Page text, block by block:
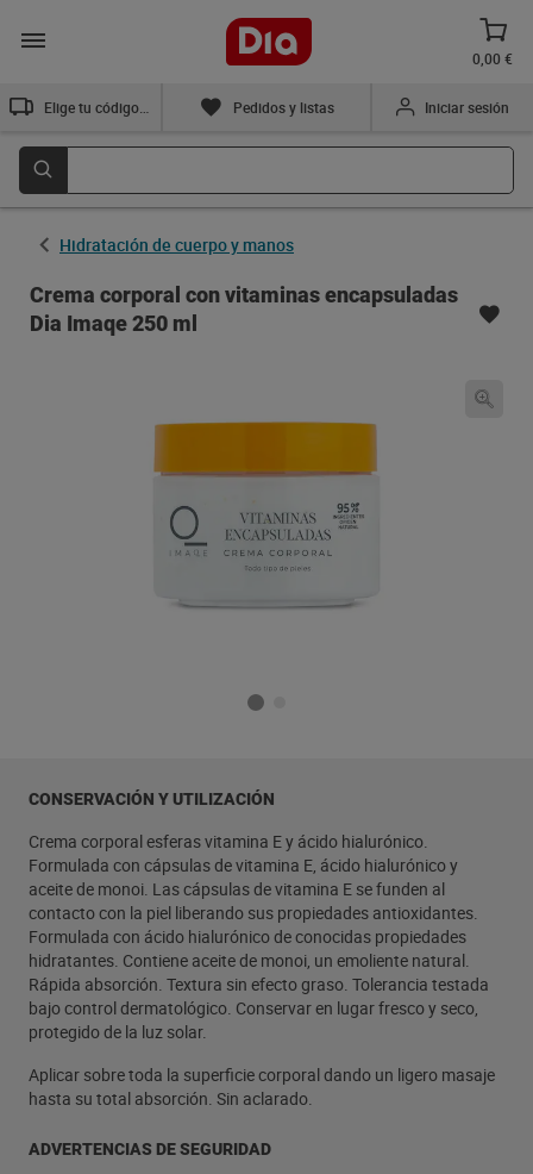
0,00 €
Pedidos y listas Iniciar sesión
Hidratación de cuerpo y manos
Crema corporal con vitaminas encapsuladas
Dia Imaqe 250 ml
CONSERVACIÓN Y UTILIZACIÓN
Crema corporal esferas vitamina E y ácido hialurónico.
Formulada con cápsulas de vitamina E, ácido hialurónico y
aceite de monoi. Las cápsulas de vitamina E se funden al
contacto con la piel liberando sus propiedades antioxidantes.
Formulada con ácido hialurónico de conocidas propiedades
hidratantes. Contiene aceite de monoi, un emoliente natural.
Rápida absorción. Textura sin efecto graso. Tolerancia testada
bajo control dermatológico. Conservar en lugar fresco y seco,
protegido de la luz solar.
Aplicar sobre toda la superficie corporal dando un ligero masaje
hasta su total absorción. Sin aclarado.
ADVERTENCIAS DE SEGURIDAD